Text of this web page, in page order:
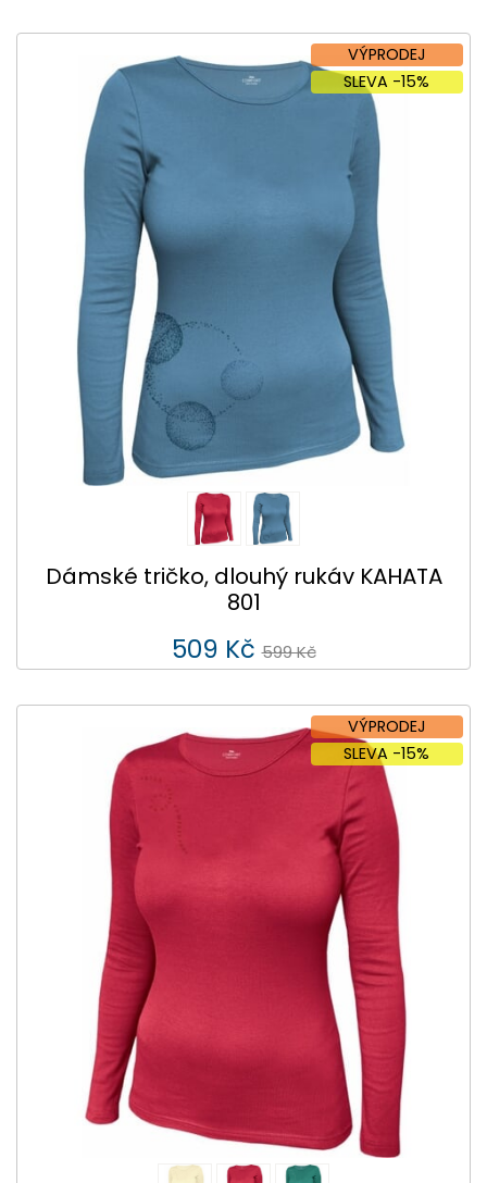
VÝPRODEJ
SLEVA -15%
Dámské tričko, dlouhý rukáv KAHATA
801
509 Kč 599 Kč
VÝPRODEJ
SLEVA -15%